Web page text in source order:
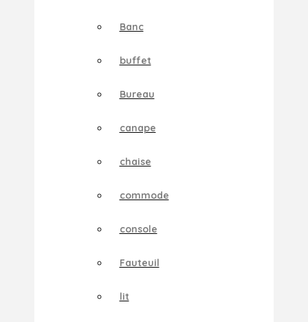
Banc
buffet
Bureau
canape
chaise
commode
console
Fauteuil
lit